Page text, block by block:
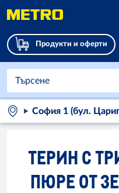
Продукти и оферти
София 1 (бул.
ТЕРИН С
ПЮРЕ ОТ